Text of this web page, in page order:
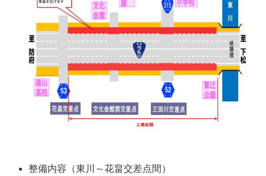
整備内容（東川～花畠交差点間）